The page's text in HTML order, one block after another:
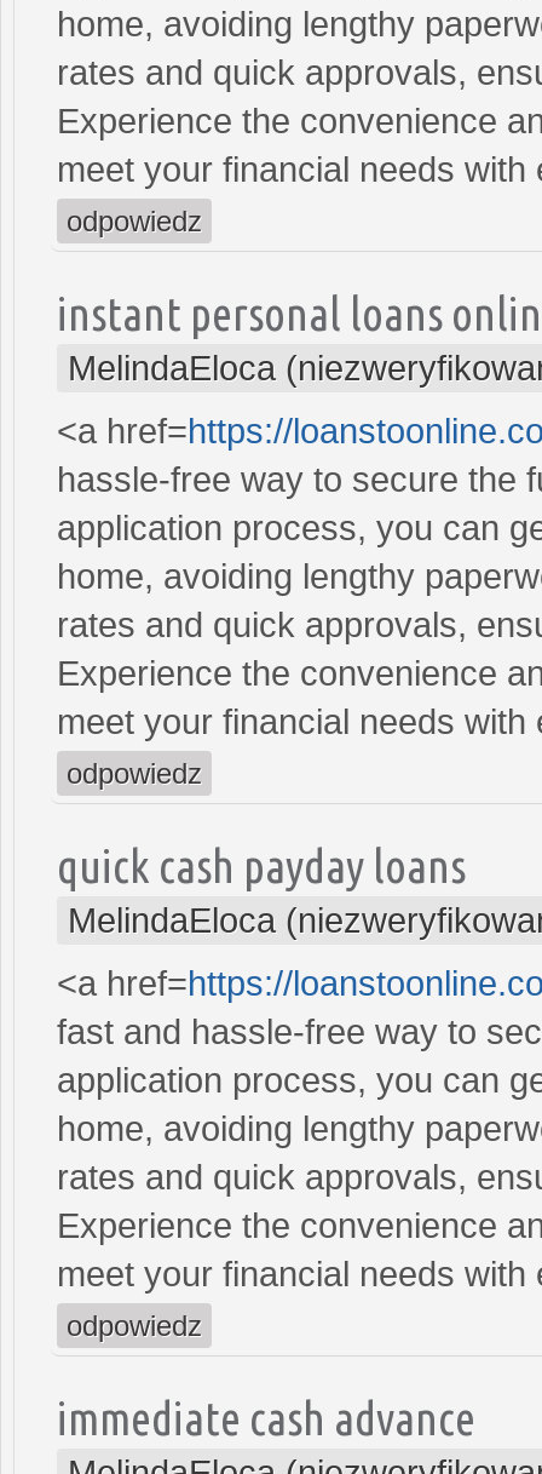
home, avoiding lengthy
rates and quick approvals,
Experience the convenience
meet your financial needs with
odpowiedz
instant personal loans
MelindaEloca
<a href=https://
hassle-free way to secure the
application process, you can
home, avoiding lengthy
rates and quick approvals,
Experience the convenience
meet your financial needs with
odpowiedz
quick cash payday loans
MelindaEloca
<a href=https://
fast and hassle-free way to
application process, you can
home, avoiding lengthy
rates and quick approvals,
Experience the convenience
meet your financial needs with
odpowiedz
immediate cash advance